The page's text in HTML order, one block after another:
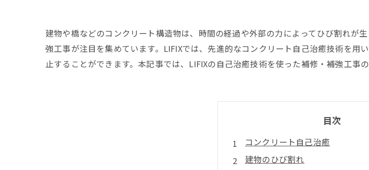
建物や橋などのコンクリート構造物は、時間の経過や外部の力によってひび割れが
強工事が注目を集めています。LIFIXでは、先進的なコンクリート自己治癒技術を
止することができます。本記事では、LIFIXの自己治癒技術を使った補修・補強工事
目次
コンクリート自己治癒
建物のひび割れ